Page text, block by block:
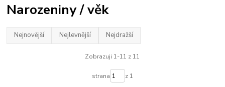
Narozeniny / věk
Nejnovější Nejlevnější Nejdražší
Zobrazuji 1-11 z 11
strana z 1